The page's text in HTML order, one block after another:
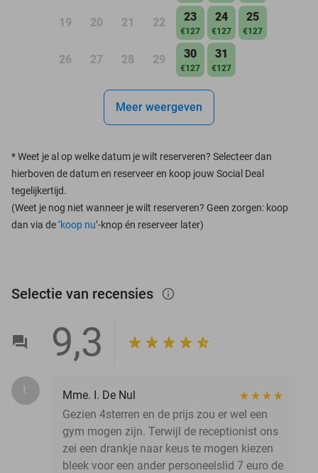
19 20 21 22 23
€127
24
€127
25
€127
26 27 28 29 30
€127
31
€127
Meer weergeven
*Weet je al op welke datum je wilt reserveren? Selecteer dan
hierboven de datum en reserveer en koop jouw Social Deal
tegelijkertijd.
(Weet je nog niet wanneer je wilt reserveren? Geen zorgen: koop
dan via de ‘koop nu’-knop én reserveer later)
Selectie van recensies info_outlined
9,3
I.
Mme. I. De Nul
Gezien 4sterren en de prijs zou er wel een
gym mogen zijn. Terwijl de receptionist ons
zei een drankje naar keus te mogen kiezen
bleek voor een ander personeelslid 7 euro de